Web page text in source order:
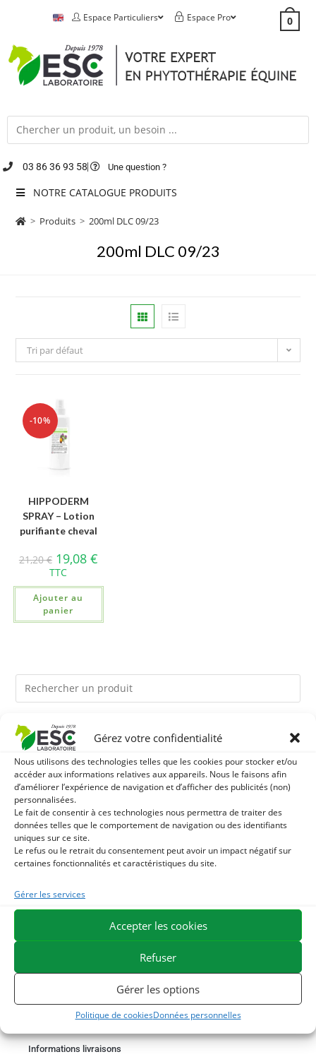
Gérez votre confidentialité
Nous utilisons des technologies telles que les cookies pour stocker et/ou
accéder aux informations relatives aux appareils. Nous le faisons afin
d’améliorer l’expérience de navigation et d’afficher des publicités (non)
personnalisées.
Le fait de consentir à ces technologies nous permettra de traiter des
données telles que le comportement de navigation ou des identifiants
uniques sur ce site.
Le refus ou le retrait du consentement peut avoir un impact négatif sur
certaines fonctionnalités et caractéristiques du site.
Gérer les services
Accepter les cookies
Refuser
Gérer les options
Politique de cookiesDonnées personnelles
Espace Particuliers Espace Pro 0
03 86 36 93 58 Une question ?
NOTRE CATALOGUE PRODUITS
> Produits > 200ml DLC 09/23
200ml DLC 09/23
Tri par défaut
-10%
HIPPODERM
SPRAY – Lotion
purifiante cheval
21,20€ 19,08 €
TTC
Ajouter au
panier
Ils pourraient vous plaire
1 LEVURE ACTIVE + - PROBIOTIQUE CHEVAL - FLORE
2
PROTÉINES ET SOUTIEN ÉNERGÉTIQUE POUR CHEVAUX
3 HUILE DE CADE - ASSAINIT ET PROTÈGE LES SABOTS
DE L’HUMIDITÉ
PAIEMENT SÉCURISÉ
BESOIN D'AIDE ?
Un problème avec votre commande ?
Demande de rétractation
Informations livraisons